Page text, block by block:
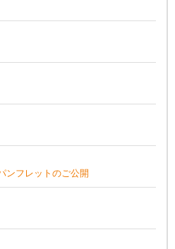
ンフレットのご公開